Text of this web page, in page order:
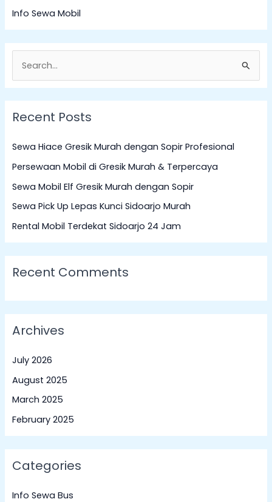
Info Sewa Mobil
e
a
r
f
o
r
:
Recent Posts
Sewa Hiace Gresik Murah dengan Sopir Profesional
Persewaan Mobil di Gresik Murah & Terpercaya
Sewa Mobil Elf Gresik Murah dengan Sopir
Sewa Pick Up Lepas Kunci Sidoarjo Murah
Rental Mobil Terdekat Sidoarjo 24 Jam
Recent Comments
Archives
July 2026
August 2025
March 2025
February 2025
Categories
Info Sewa Bus